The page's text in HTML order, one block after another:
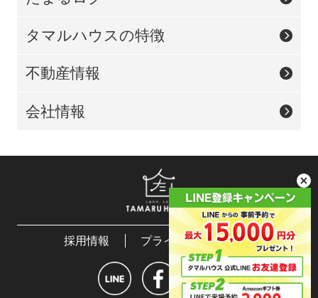
タマルハウスの特徴
不動産情報
会社情報
採用情報 プライバシーポリシー